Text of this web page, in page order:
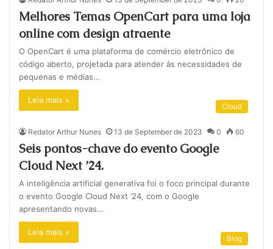
Melhores Temas OpenCart para uma loja
online com design atraente
O OpenCart é uma plataforma de comércio eletrônico de
código aberto, projetada para atender às necessidades de
pequenas e médias…
Leia mais »
Cloud
Redator Arthur Nunes 13 de September de 2023 0 60
Seis pontos-chave do evento Google
Cloud Next ’24.
A inteligência artificial generativa foi o foco principal durante
o evento Google Cloud Next ’24, com o Google
apresentando novas…
Leia mais »
Blog